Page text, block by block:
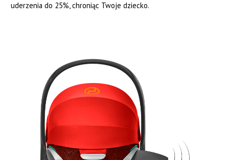
uderzenia do 25%, chroniąc Twoje dziecko.